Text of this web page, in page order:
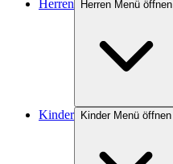
Herren Herren Menü öffnen
Kinder Kinder Menü öffnen